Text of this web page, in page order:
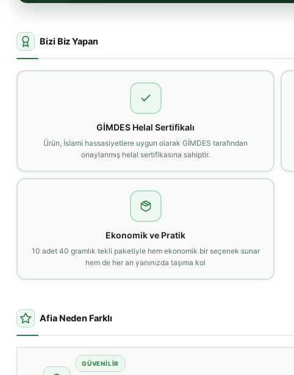
Bizi Biz Yapan
GİMDES Helal Sertifikalı
Ürün, İslami hassasiyetlere uygun olarak GİMDES tarafından
onaylanmış helal sertifikasına sahiptir.
Ekonomik ve Pratik
10 adet 40 gramlık tekli paketiyle hem ekonomik bir seçenek sunar
hem de her an yanınızda taşıma kol
Afia Neden Farklı
GÜVENİLİR